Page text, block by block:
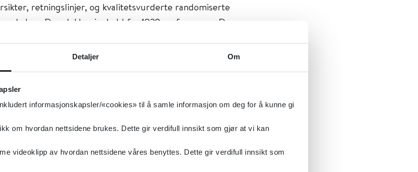
Detaljer Om
informasjonskapsler/«cookies» til å samle informasjon om deg for å kunne gi
om hvordan nettsidene brukes. Dette gir verdifull innsikt som gjør at vi kan
videoklipp av hvordan nettsidene våres benyttes. Dette gir verdifull innsikt som
retningslinjer, og kvalitetsvurderte randomiserte
Den dekker innhold fra 1929 og fremover. De
Oppsummert forskning, Muskel og skjelett,
Muskel og skjelett, Fysio- og ergoterapi
Databaser, Oppsummert forskning
Evidence-Based Physiotherapy (CEBP)